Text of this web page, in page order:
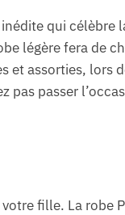
qui célèbre
légère fera de
et assorties, lors
pas passer
fille. La robe